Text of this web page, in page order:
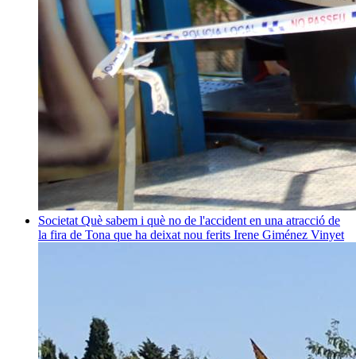
Societat Què sabem i què no de l'accident en una atracció de
la fira de Tona que ha deixat nou ferits Irene Giménez Vinyet